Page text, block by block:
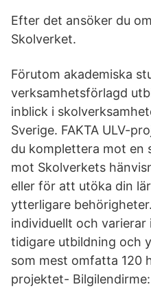
Efter det ansöker du
Skolverket.
Förutom akademiska
verksamhetsförlagd
inblick i
Sverige. FAKTA ULV-
du komplettera mot en
mot Skolverkets
eller för att utöka din
ytterligare
individuellt och varierar
tidigare utbildning och
som mest omfatta 120
projektet-